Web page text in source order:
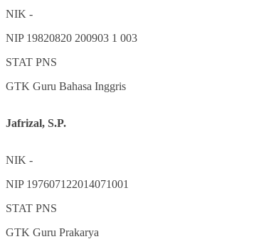
NIK -
NIP 19820820 200903 1 003
STAT PNS
GTK Guru Bahasa Inggris
Jafrizal, S.P.
NIK -
NIP 197607122014071001
STAT PNS
GTK Guru Prakarya